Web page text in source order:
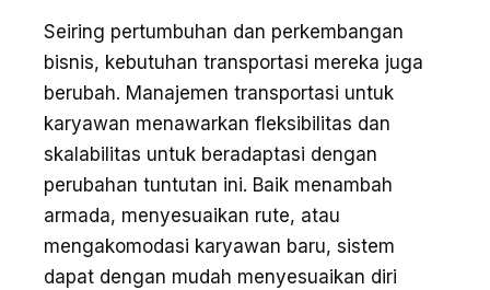
Seiring pertumbuhan dan perkembangan
bisnis, kebutuhan transportasi mereka juga
berubah. Manajemen transportasi untuk
karyawan menawarkan fleksibilitas dan
skalabilitas untuk beradaptasi dengan
perubahan tuntutan ini. Baik menambah
armada, menyesuaikan rute, atau
mengakomodasi karyawan baru, sistem
dapat dengan mudah menyesuaikan diri